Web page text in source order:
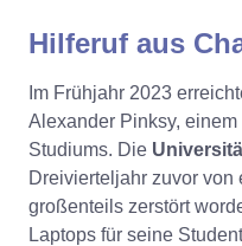
Hilferuf aus
Im Frühjahr 2023
Alexander Pinksy,
Studiums. Die
Dreivierteljahr zuvor
großenteils zerstört
Laptops für seine